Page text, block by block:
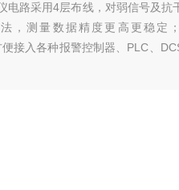
电路采用4层布线，对弱信号及抗
测量数据精度更高更稳定；
接入各种报警控制器、PLC、